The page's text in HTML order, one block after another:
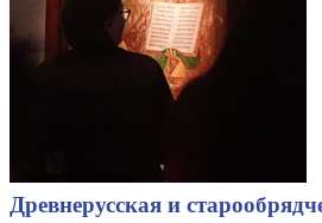
Древнерусская и